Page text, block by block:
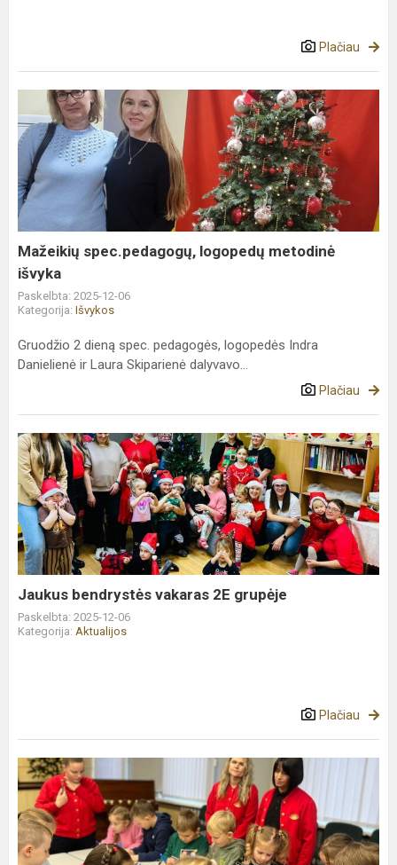
Plačiau
Mažeikių
spec.pedagogų,
logopedų
metodinė
išvyka
Mažeikių spec.pedagogų, logopedų metodinė
išvyka
Paskelbta: 2025-12-06
Kategorija: Išvykos
Gruodžio 2 dieną spec. pedagogės, logopedės Indra
Danielienė ir Laura Skiparienė dalyvavo...
Plačiau
Jaukus
bendrystės
vakaras
2E
grupėje
Jaukus bendrystės vakaras 2E grupėje
Paskelbta: 2025-12-06
Kategorija: Aktualijos
Plačiau
3a
grupės
vaikų
išvykos